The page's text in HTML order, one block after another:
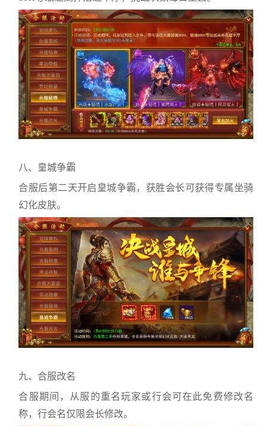
八、皇城争霸
合服后第二天开启皇城争霸，获胜会长可获得专属坐骑
幻化皮肤。
九、合服改名
合服期间，从服的重名玩家或行会可在此免费修改名
称，行会名仅限会长修改。